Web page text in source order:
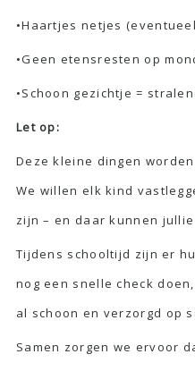
•Haartjes netjes
•Geen etensresten op
•Schoon gezichtje =
Let op:
Deze kleine dingen worden
We willen elk kind
zijn – en daar kunnen
Tijdens schooltijd zijn er
nog een snelle check
al schoon en verzorgd op
Samen zorgen we ervoor